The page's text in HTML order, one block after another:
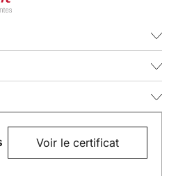
Voir le certificat